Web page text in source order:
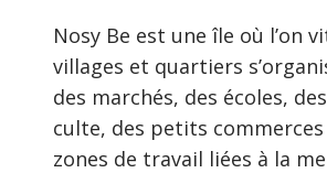
Nosy Be est une île où l’on
villages et quartiers
des marchés, des écoles,
culte, des petits
zones de travail liées à la